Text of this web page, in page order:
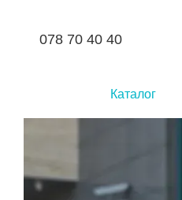
078 70 40 40
Каталог